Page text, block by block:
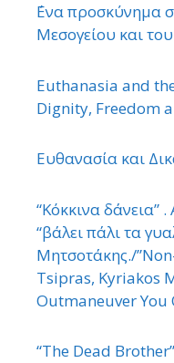
΄Ενα προσκύνημα
Μεσογείου και
Euthanasia and
Dignity, Freedom
Ευθανασία και
“Κόκκινα δάνεια”
“βάλει πάλι τα
Μητσοτάκης./
Tsipras, Kyriakos
Outmaneuver You
“The Dead